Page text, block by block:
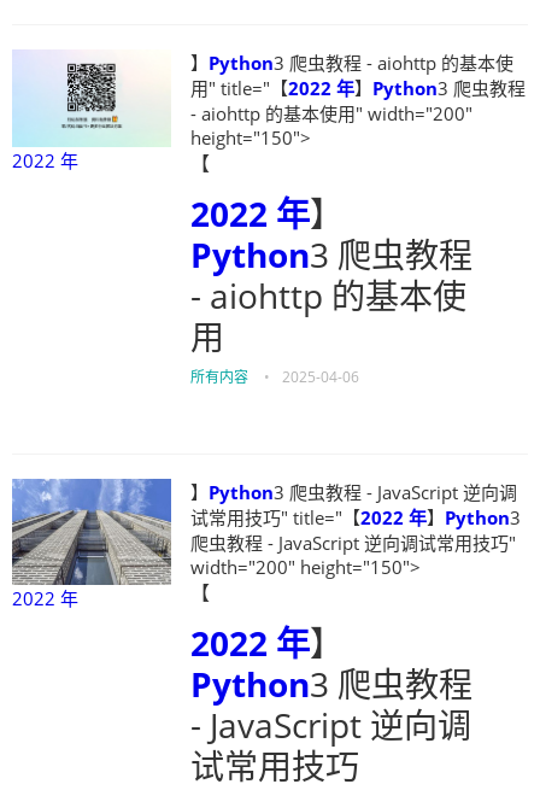
2022 年
】 Python3 爬虫教程 - aiohttp 的基本使
用" title="【2022 年】 Python3 爬虫教程
- aiohttp 的基本使用" width="200"
height="150">
【
2022 年】
Python3 爬虫教程
- aiohttp 的基本使
用
所有内容 • 2025-04-06
2022 年
】 Python3 爬虫教程 - JavaScript 逆向调
试常用技巧" title="【2022 年】 Python3
爬虫教程 - JavaScript 逆向调试常用技巧"
width="200" height="150">
【
2022 年】
Python3 爬虫教程
- JavaScript 逆向调
试常用技巧